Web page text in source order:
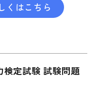
くはこちら
検定試験 試験問題